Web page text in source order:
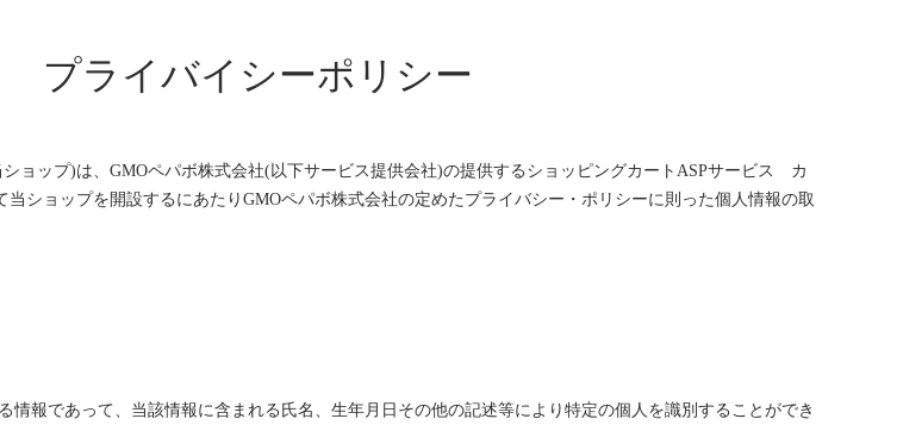
プライバイシーポリシー
ョップ)は、 GMOペパボ株式会社(以下サービス提供会社)の提供するショッピングカートASPサービス カ
当ショップを開設するにあたりGMOペパボ株式会社の定めた プライバシー・ポリシーに則った個人情報の取
情報であって、当該情報に含まれる氏名、生年月日その他の記述等により特定の個人を識別することができ